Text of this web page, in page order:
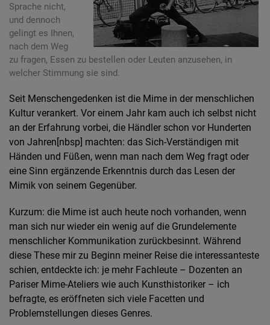
Sprache nicht,
und dennoch
gelingt es Ihnen,
nach dem Weg
zu fragen, Essen zu bestellen oder Leuten anzusehen, in
welcher Stimmung sie sind.
Seit Menschengedenken ist die Mime in der menschlichen
Kultur verankert. Vor einem Jahr kam auch ich selbst nicht
an der Erfahrung vorbei, die Händler schon vor Hunderten
von Jahren[nbsp] machten: das Sich-Verständigen mit
Händen und Füßen, wenn man nach dem Weg fragt oder
eine Sinn ergänzende Erkenntnis durch das Lesen der
Mimik von seinem Gegenüber.
Kurzum: die Mime ist auch heute noch vorhanden, wenn
man sich nur wieder ein wenig auf die Grundelemente
menschlicher Kommunikation zurückbesinnt. Während
diese These mir zu Beginn meiner Reise die interessanteste
schien, entdeckte ich: je mehr Fachleute – Dozenten an
Pariser Mime-Ateliers wie auch Kunsthistoriker – ich
befragte, es eröffneten sich viele Facetten und
Problemstellungen dieses Genres.